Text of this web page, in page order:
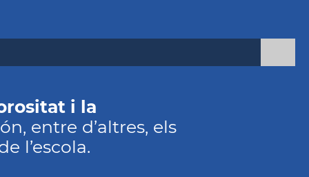
i la
entre d’altres, els
l’escola.